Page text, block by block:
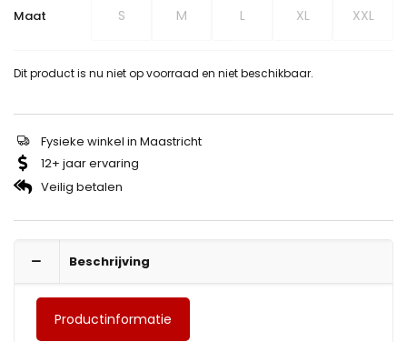
Maat S M L XL XXL
Dit product is nu niet op voorraad en niet beschikbaar.
Fysieke winkel in Maastricht
12+ jaar ervaring
Veilig betalen
Beschrijving
Productinformatie